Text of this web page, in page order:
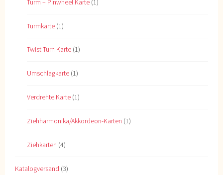
Turmkarte (1)
Twist Turn Karte (1)
Umschlagkarte (1)
Verdrehte Karte (1)
Ziehharmonika/Akkordeon-Karten (1)
Ziehkarten (4)
Katalogversand (3)